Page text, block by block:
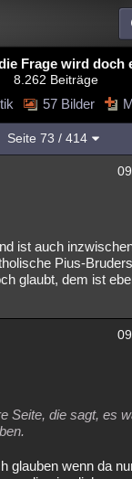
Blogs Videos
Unterhaltung
Frage wird doch
8.262 Beiträge
57 Bilder
Seite 73 / 414
ist auch
Pius-
glaubt, dem ist
Seite, die sagt, es
glauben wenn da